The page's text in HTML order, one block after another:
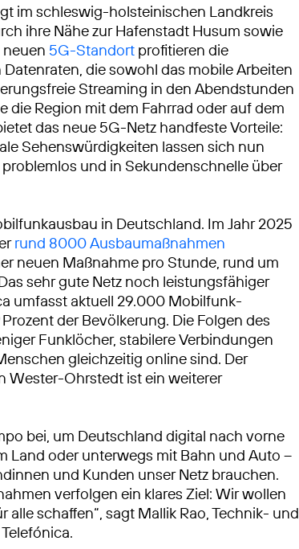
im schleswig-holsteinischen Landkreis
ihre Nähe zur Hafenstadt Husum sowie
neuen 5G-Standort profitieren die
die sowohl das mobile Arbeiten
Streaming in den Abendstunden
die Region mit dem Fahrrad oder auf dem
das neue 5G-Netz handfeste Vorteile:
Sehenswürdigkeiten lassen sich nun
und in Sekundenschnelle über
in Deutschland. Im Jahr 2025
rund 8000 Ausbaumaßnahmen
neuen Maßnahme pro Stunde, rund um
sehr gute Netz noch leistungsfähiger
umfasst aktuell 29.000 Mobilfunk­
der Bevölkerung. Die Folgen des
Funklöcher, stabilere Verbindungen
gleichzeitig online sind. Der
Wester-Ohrstedt ist ein weiterer
bei, um Deutschland digital nach vorne
Land oder unterwegs mit Bahn und Auto –
und Kunden unser Netz brauchen.
verfolgen ein klares Ziel: Wir wollen
schaffen“, sagt Mallik Rao, Technik- und
Telefónica.